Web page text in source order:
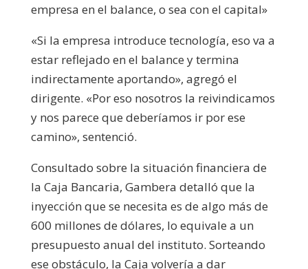
empresa en el balance, o sea con el capital»
«Si la empresa introduce tecnología, eso va a
estar reflejado en el balance y termina
indirectamente aportando», agregó el
dirigente. «Por eso nosotros la reivindicamos
y nos parece que deberíamos ir por ese
camino», sentenció.
Consultado sobre la situación financiera de
la Caja Bancaria, Gambera detalló que la
inyección que se necesita es de algo más de
600 millones de dólares, lo equivale a un
presupuesto anual del instituto. Sorteando
ese obstáculo, la Caja volvería a dar